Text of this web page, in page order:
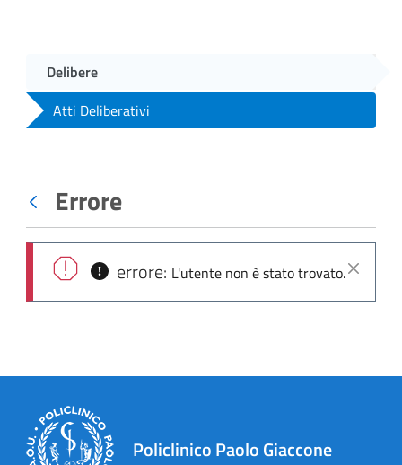
Delibere
Atti Deliberativi
Indietro
Errore
Chiudi
errore: L'utente non è stato trovato.
Policlinico Paolo Giaccone